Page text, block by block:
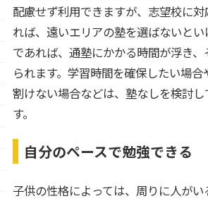
配慮せず利用できますが、志望校に
れば、遠いエリアの塾を選ばないと
であれば、通塾にかかる時間が浮き
られます。学習時間を確保したい場
割けない場合などは、塾なしを検討
す。
自分のペースで勉強できる
子供の性格によっては、周りに人が